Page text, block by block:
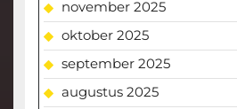
november 2025
oktober 2025
september 2025
augustus 2025